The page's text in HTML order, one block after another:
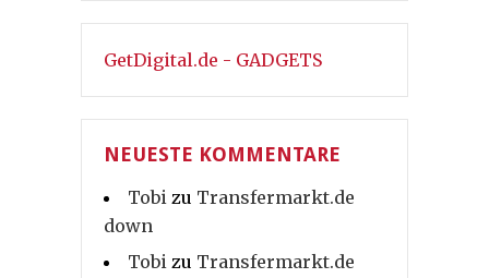
GetDigital.de - GADGETS
NEUESTE KOMMENTARE
Tobi zu Transfermarkt.de
down
Tobi zu Transfermarkt.de